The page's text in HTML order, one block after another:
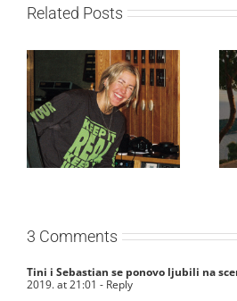
Related Posts
Ellie Goulding otkriva
nežniju stranu novim
singlom „4 Seasons“
3 Comments
Tini i Sebastian se ponovo ljubili na
2019. at 21:01 - Reply